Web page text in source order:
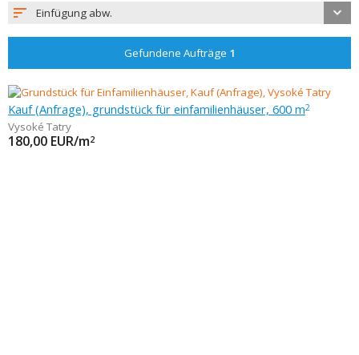
Einfügung abw.
Gefundene Aufträge 1
Kauf (Anfrage), grundstück für einfamilienhäuser, 600 m2
Vysoké Tatry
180,00 EUR/m2